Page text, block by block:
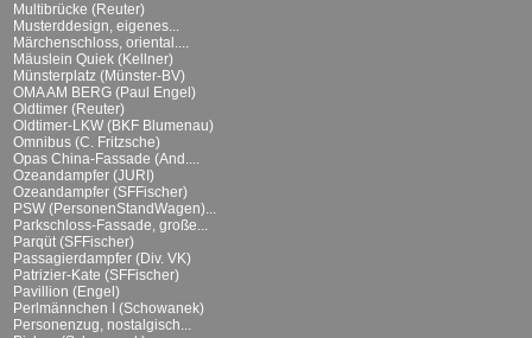
Multibrücke (Reuter)
Musterddesign, eigenes...
Märchenschloss, oriental....
Mäuslein Quiek (Kellner)
Münsterplatz (Münster-BV)
OMA AM BERG (Paul Engel)
Oldtimer (Reuter)
Oldtimer-LKW (BKF Blumenau)
Omnibus (C. Fritzsche)
Opas China-Fassade (And....
Ozeandampfer (JURI)
Ozeandampfer (SFFischer)
PSW (PersonenStandWagen)...
Parkschloss-Fassade, große...
Parqüt (SFFischer)
Passagierdampfer (Div. VK)
Patrizier-Kate (SFFischer)
Pavillion (Engel)
Perlmännchen I (Schowanek)
Personenzug, nostalgisch...